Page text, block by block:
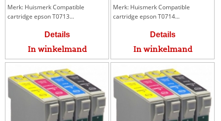
Merk: Huismerk Compatible
cartridge epson T0713...
Details
In winkelmand
Merk: Huismerk Compatible
cartridge epson T0714...
Details
In winkelmand